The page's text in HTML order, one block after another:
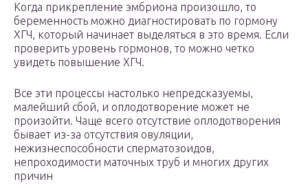
Когда прикрепление эмбриона произошло, то
беременность можно диагностировать по гормону
ХГЧ, который начинает выделяться в это время. Если
проверить уровень гормонов, то можно четко
увидеть повышение ХГЧ.
Все эти процессы настолько непредсказуемы,
малейший сбой, и оплодотворение может не
произойти. Чаще всего отсутствие оплодотворения
бывает из-за отсутствия овуляции,
нежизнеспособности сперматозоидов,
непроходимости маточных труб и многих других
причин